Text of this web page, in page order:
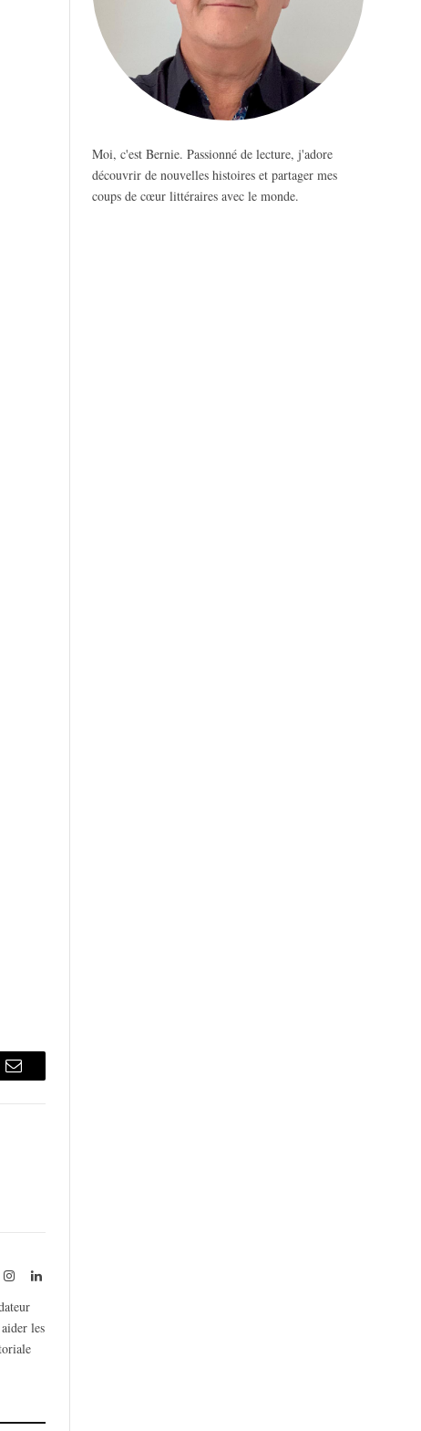
Email
InstagramLinkedIn
les
Moi, c'est Bernie. Passionné de lecture, j'adore
découvrir de nouvelles histoires et partager mes
coups de cœur littéraires avec le monde.